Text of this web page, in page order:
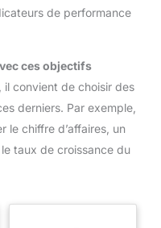
de performance
ces objectifs
il convient de choisir des
derniers. Par exemple,
le chiffre d’affaires, un
taux de croissance du